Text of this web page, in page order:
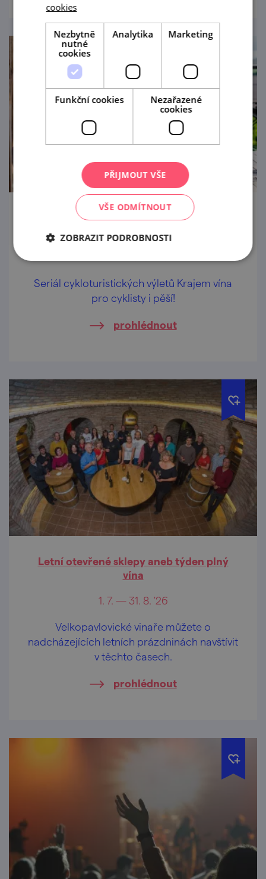
Krajem vína – Putování za burčákem po
Seriál cykloturistických výletů Krajem vína
pro cyklisty i pěší!
prohlédnout
Letní otevřené sklepy aneb týden plný
vína
1. 7. — 31. 8. '26
Velkopavlovické vinaře můžete o
nadcházejících letních prázdninách navštívit
v těchto časech.
prohlédnout
cookies
Nezbytně
nutné
cookies
Analytika Marketing
Funkční cookies
Nezařazené
cookies
PŘIJMOUT VŠE
VŠE ODMÍTNOUT
ZOBRAZIT PODROBNOSTI